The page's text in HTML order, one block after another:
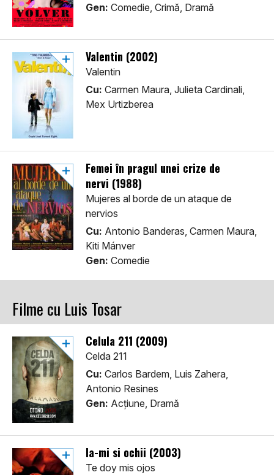
Gen: Comedie, Crimă, Dramă
Valentin (2002)
Valentin
Cu: Carmen Maura, Julieta Cardinali,
Mex Urtizberea
Femei în pragul unei crize de
nervi (1988)
Mujeres al borde de un ataque de
nervios
Cu: Antonio Banderas, Carmen Maura,
Kiti Mánver
Gen: Comedie
Filme cu Luis Tosar
Celula 211 (2009)
Celda 211
Cu: Carlos Bardem, Luis Zahera,
Antonio Resines
Gen: Acţiune, Dramă
Ia-mi si ochii (2003)
Te doy mis ojos